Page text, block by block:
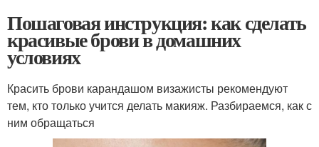
Пошаговая инструкция: как сделать
красивые брови в домашних
условиях
Красить брови карандашом визажисты рекомендуют
тем, кто только учится делать макияж. Разбираемся, как с
ним обращаться